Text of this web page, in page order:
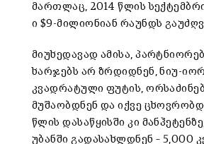
მართლაც, 2014 წლის
ი $9-მილიონიან რაუნდს
მიუხედავად ამისა,
ხარჯებს არ ზრდიდნენ, ნიუ-
კვადრატული ფუტის,
მუშაობდნენ და იქვე
წლის დასაწყისში კი
უბანში გადასახლდნენ – 5,000